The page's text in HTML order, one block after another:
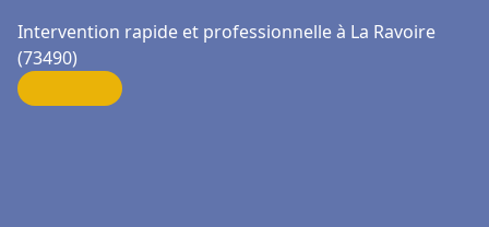
Intervention rapide et professionnelle à La Ravoire
(73490)